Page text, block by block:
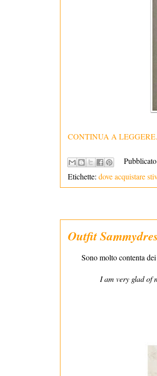
CONTINUA A
Etichette: dove acquistare
Outfit
Sono molto contenta
I am very glad of